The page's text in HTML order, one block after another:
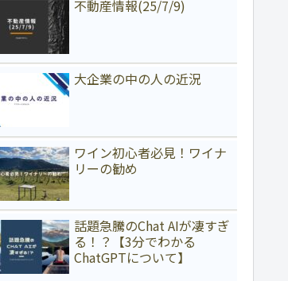
不動産情報(25/7/9)
大企業の中の人の近況
ワイン初心者必見！ワイナ
リーの勧め
話題急騰のChat AIが凄すぎ
る！？【3分でわかる
ChatGPTについて】